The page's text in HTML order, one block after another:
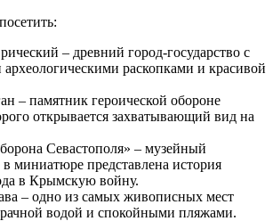
– древний город-государство с
раскопками и красивой
– памятник героической обороне
открывается захватывающий вид на
Севастополя» – музейный
в миниатюре представлена история
в Крымскую войну.
– одно из самых живописных мест
водой и спокойными пляжами.